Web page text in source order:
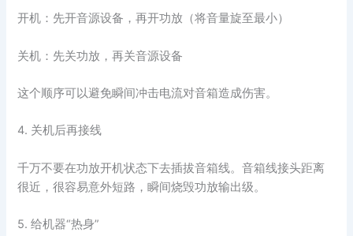
开机：先开音源设备，再开功放（将音量旋至最小）
关机：先关功放，再关音源设备
这个顺序可以避免瞬间冲击电流对音箱造成伤害。
4. 关机后再接线
千万不要在功放开机状态下去插拔音箱线。音箱线接头距离
很近，很容易意外短路，瞬间烧毁功放输出级。
5. 给机器“热身”